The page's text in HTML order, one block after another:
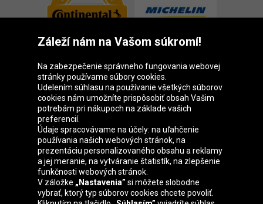
Skupina Oponeo
Belgique
Česká
republika
Deutschland Éire
Záleží nám na Vašom súkromí!
Na zabezpečenie správneho fungovania webovej
stránky používame súbory cookies.
Udelením súhlasu na používanie všetkých súborov
cookies nám umožníte prispôsobiť obsah Vašim
potrebám pri nákupoch na základe vašich
preferencií.
Údaje spracovávame na účely: na uľahčenie
používania našich webových stránok, na
prezentáciu personalizovaného obsahu a reklamy
a jej meranie, na vytváranie štatistík, na zlepšenie
funkčnosti webových stránok.
V záložke „Nastavenia” si môžete slobodne
vybrať, ktorý typ súborov cookies chcete povoliť.